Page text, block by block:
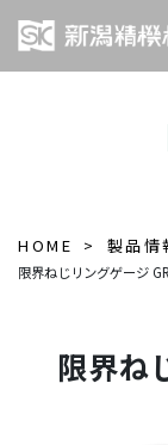
HOME 製品情
限界ねじリングゲージ
限界ね